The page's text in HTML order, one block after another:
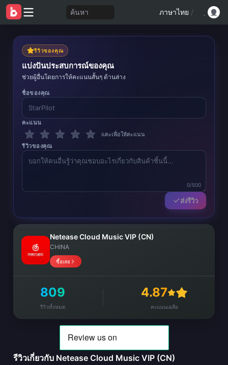
ค้นหา ภาษาไทย /
รีวิวของคุณ
แบ่งปันประสบการณ์ของคุณ
ช่วยผู้อื่นโดยการให้คะแนนสั้นๆ ด้านล่าง
ชื่อของคุณ
คะแนน
แตะเพื่อให้คะแนน
รีวิวของคุณ
0/500
ส่งรีวิว
Netease Cloud Music VIP (CN)
CHINA
ซื้อเลย
809
รีวิวทั้งหมด
4.87
คะแนนเฉลี่ย
รีวิวเกี่ยวกับ Netease Cloud Music VIP (CN)